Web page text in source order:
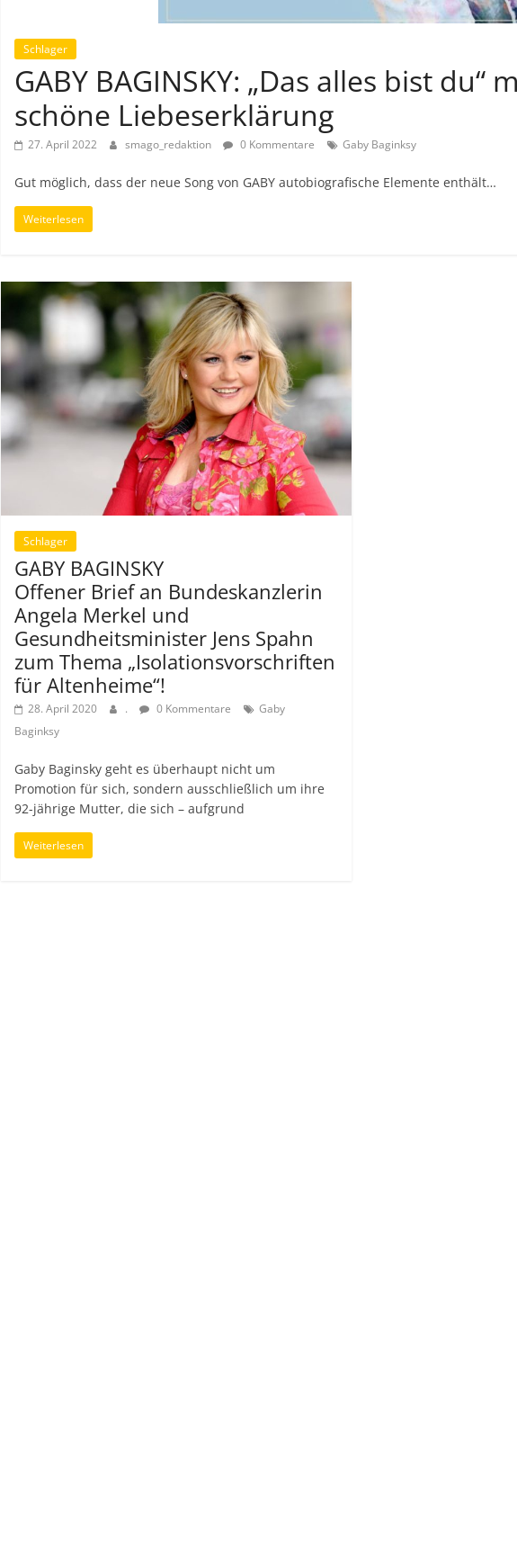
Schlager
GABY BAGINSKY: „Das alles bist du“
schöne Liebeserklärung
27. April 2022 smago_redaktion 0 Kommentare Gaby Baginksy
Gut möglich, dass der neue Song von GABY autobiografische Elemente enthält…
Weiterlesen
Schlager
GABY BAGINSKY
Offener Brief an Bundeskanzlerin
Angela Merkel und
Gesundheitsminister Jens Spahn
zum Thema „Isolationsvorschriften
für Altenheime“!
28. April 2020 . 0 Kommentare
Gaby
Baginksy
Gaby Baginsky geht es überhaupt nicht um
Promotion für sich, sondern ausschließlich um ihre
92-jährige Mutter, die sich – aufgrund
Weiterlesen